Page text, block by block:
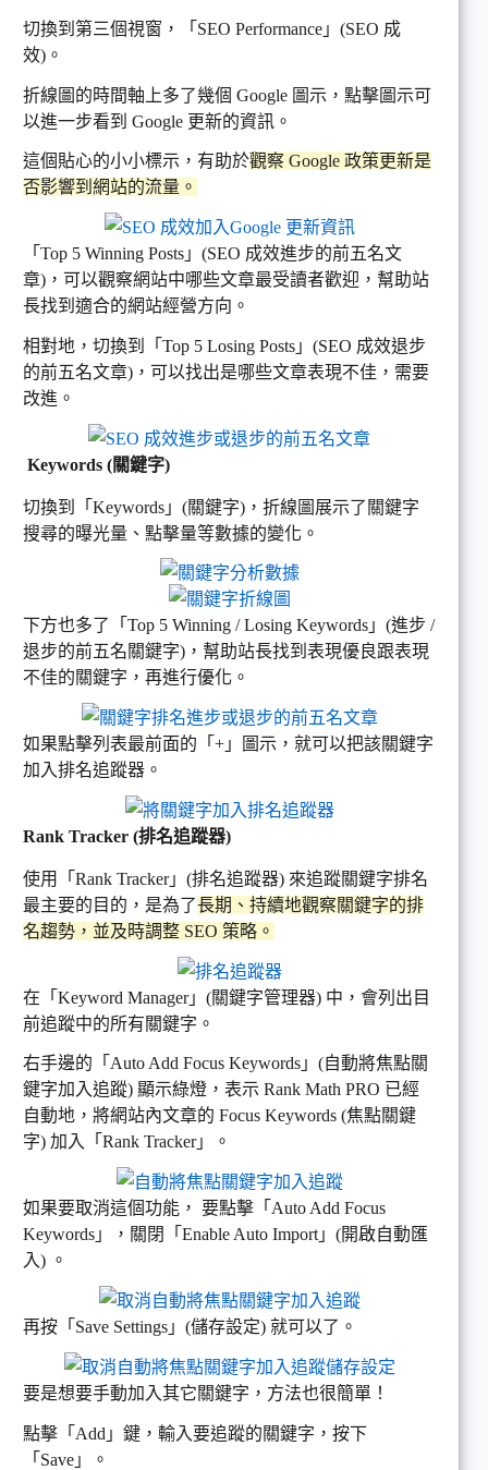
切換到第三個視窗，「SEO Performance」(SEO 成
效)。
折線圖的時間軸上多了幾個 Google 圖示，點擊圖示可
以進一步看到 Google 更新的資訊。
這個貼心的小小標示，有助於觀察 Google 政策更新是
否影響到網站的流量。
「Top 5 Winning Posts」(SEO 成效進步的前五名文
章)，可以觀察網站中哪些文章最受讀者歡迎，幫助站
長找到適合的網站經營方向。
相對地，切換到「Top 5 Losing Posts」(SEO 成效退步
的前五名文章)，可以找出是哪些文章表現不佳，需要
改進。
Keywords (關鍵字)
切換到「Keywords」(關鍵字)，折線圖展示了關鍵字
搜尋的曝光量、點擊量等數據的變化。
下方也多了「Top 5 Winning / Losing Keywords」(進步 /
退步的前五名關鍵字)，幫助站長找到表現優良跟表現
不佳的關鍵字，再進行優化。
如果點擊列表最前面的「+」圖示，就可以把該關鍵字
加入排名追蹤器。
Rank Tracker (排名追蹤器)
使用「Rank Tracker」(排名追蹤器) 來追蹤關鍵字排名
最主要的目的，是為了長期、持續地觀察關鍵字的排
名趨勢，並及時調整 SEO 策略。
在「Keyword Manager」(關鍵字管理器) 中，會列出目
前追蹤中的所有關鍵字。
右手邊的「Auto Add Focus Keywords」(自動將焦點關
鍵字加入追蹤) 顯示綠燈，表示 Rank Math PRO 已經
自動地，將網站內文章的 Focus Keywords (焦點關鍵
字) 加入「Rank Tracker」。
如果要取消這個功能， 要點擊「Auto Add Focus
Keywords」，關閉「Enable Auto Import」(開啟自動匯
入) 。
再按「Save Settings」(儲存設定) 就可以了。
要是想要手動加入其它關鍵字，方法也很簡單！
點擊「Add」鍵，輸入要追蹤的關鍵字，按下
「Save」。